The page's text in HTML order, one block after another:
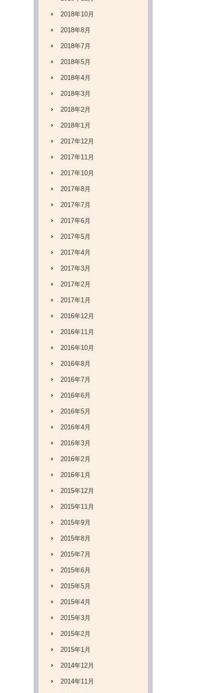
2018年10月
2018年8月
2018年7月
2018年5月
2018年4月
2018年3月
2018年2月
2018年1月
2017年12月
2017年11月
2017年10月
2017年8月
2017年7月
2017年6月
2017年5月
2017年4月
2017年3月
2017年2月
2017年1月
2016年12月
2016年11月
2016年10月
2016年8月
2016年7月
2016年6月
2016年5月
2016年4月
2016年3月
2016年2月
2016年1月
2015年12月
2015年11月
2015年9月
2015年8月
2015年7月
2015年6月
2015年5月
2015年4月
2015年3月
2015年2月
2015年1月
2014年12月
2014年11月